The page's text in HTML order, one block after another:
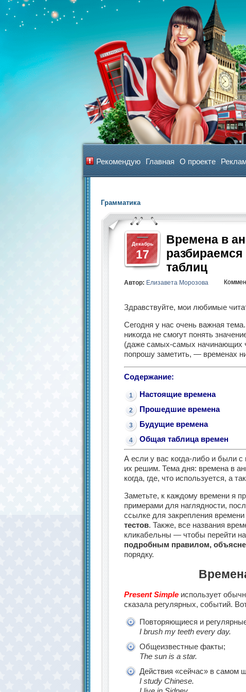
Рекомендую Главная О проекте
Грамматика
Декабрь
17
Времена в
таблиц
Автор: Елизавета Морозова
Здравствуйте, мои любимые
Сегодня у нас очень важная
никогда не смогут понять
(даже самых-самых начинающих
попрошу заметить, — временах
Содержание:
Настоящие времена
Прошедшие времена
Будущие времена
Общая таблица времен
А если у вас когда-либо и были
их решим. Тема дня: времена в
когда, где, что используется, а
Заметьте, к каждому времени я
примерами для наглядности,
ссылке для закрепления
тестов. Также, все названия
кликабельны — чтобы перейти на
подробным правилом,
порядку.
Present Simple использует
сказала регулярных, событий.
Повторяющиеся и
I brush my teeth every day.
Общеизвестные факты;
The sun is a star.
Действия «сейчас» в самом
I study Chinese.